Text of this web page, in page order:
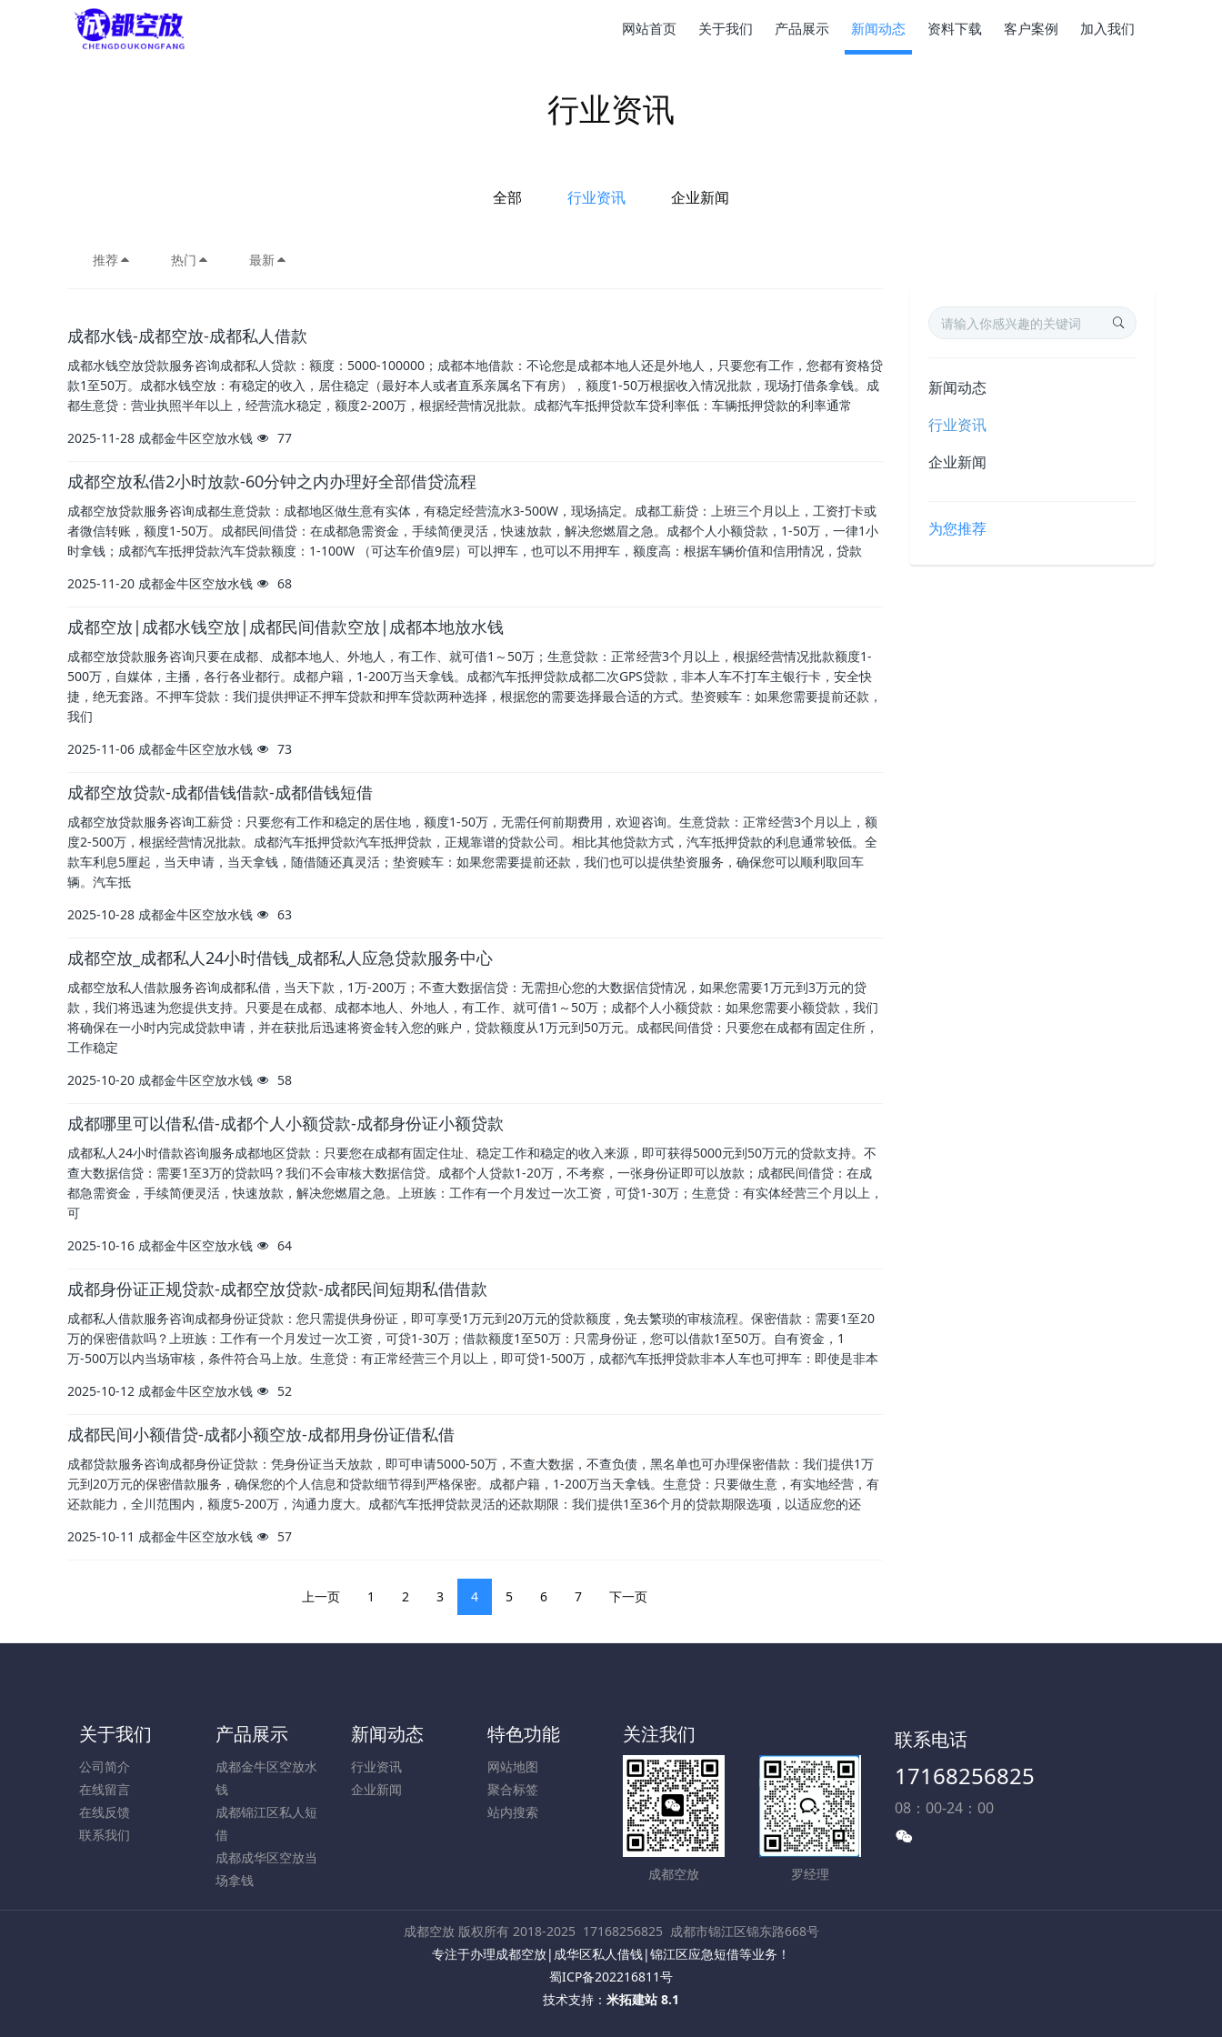
网站首页 关于我们 产品展示 新闻动态 资料下载 客户案例 加入我们
行业资讯
全部 行业资讯 企业新闻
推荐 热门 最新
成都水钱-成都空放-成都私人借款
成都水钱空放贷款服务咨询成都私人贷款：额度：5000-100000；成都本地借款：不论您是成都本地人还是外地人，只要您有工作，您都有资格贷
款1至50万。成都水钱空放：有稳定的收入，居住稳定（最好本人或者直系亲属名下有房），额度1-50万根据收入情况批款，现场打借条拿钱。成
都生意贷：营业执照半年以上，经营流水稳定，额度2-200万，根据经营情况批款。成都汽车抵押贷款车贷利率低：车辆抵押贷款的利率通常
2025-11-28 成都金牛区空放水钱 77
成都空放私借2小时放款-60分钟之内办理好全部借贷流程
成都空放贷款服务咨询成都生意贷款：成都地区做生意有实体，有稳定经营流水3-500W，现场搞定。成都工薪贷：上班三个月以上，工资打卡或
者微信转账，额度1-50万。成都民间借贷：在成都急需资金，手续简便灵活，快速放款，解决您燃眉之急。成都个人小额贷款，1-50万，一律1小
时拿钱；成都汽车抵押贷款汽车贷款额度：1-100W （可达车价值9层）可以押车，也可以不用押车，额度高：根据车辆价值和信用情况，贷款
2025-11-20 成都金牛区空放水钱 68
成都空放|成都水钱空放|成都民间借款空放|成都本地放水钱
成都空放贷款服务咨询只要在成都、成都本地人、外地人，有工作、就可借1～50万；生意贷款：正常经营3个月以上，根据经营情况批款额度1-
500万，自媒体，主播，各行各业都行。成都户籍，1-200万当天拿钱。成都汽车抵押贷款成都二次GPS贷款，非本人车不打车主银行卡，安全快
捷，绝无套路。不押车贷款：我们提供押证不押车贷款和押车贷款两种选择，根据您的需要选择最合适的方式。垫资赎车：如果您需要提前还款，
我们
2025-11-06 成都金牛区空放水钱 73
成都空放贷款-成都借钱借款-成都借钱短借
成都空放贷款服务咨询工薪贷：只要您有工作和稳定的居住地，额度1-50万，无需任何前期费用，欢迎咨询。生意贷款：正常经营3个月以上，额
度2-500万，根据经营情况批款。成都汽车抵押贷款汽车抵押贷款，正规靠谱的贷款公司。相比其他贷款方式，汽车抵押贷款的利息通常较低。全
款车利息5厘起，当天申请，当天拿钱，随借随还真灵活；垫资赎车：如果您需要提前还款，我们也可以提供垫资服务，确保您可以顺利取回车
辆。汽车抵
2025-10-28 成都金牛区空放水钱 63
成都空放_成都私人24小时借钱_成都私人应急贷款服务中心
成都空放私人借款服务咨询成都私借，当天下款，1万-200万；不查大数据信贷：无需担心您的大数据信贷情况，如果您需要1万元到3万元的贷
款，我们将迅速为您提供支持。只要是在成都、成都本地人、外地人，有工作、就可借1～50万；成都个人小额贷款：如果您需要小额贷款，我们
将确保在一小时内完成贷款申请，并在获批后迅速将资金转入您的账户，贷款额度从1万元到50万元。成都民间借贷：只要您在成都有固定住所，
工作稳定
2025-10-20 成都金牛区空放水钱 58
成都哪里可以借私借-成都个人小额贷款-成都身份证小额贷款
成都私人24小时借款咨询服务成都地区贷款：只要您在成都有固定住址、稳定工作和稳定的收入来源，即可获得5000元到50万元的贷款支持。不
查大数据信贷：需要1至3万的贷款吗？我们不会审核大数据信贷。成都个人贷款1-20万，不考察，一张身份证即可以放款；成都民间借贷：在成
都急需资金，手续简便灵活，快速放款，解决您燃眉之急。上班族：工作有一个月发过一次工资，可贷1-30万；生意贷：有实体经营三个月以上，
可
2025-10-16 成都金牛区空放水钱 64
成都身份证正规贷款-成都空放贷款-成都民间短期私借借款
成都私人借款服务咨询成都身份证贷款：您只需提供身份证，即可享受1万元到20万元的贷款额度，免去繁琐的审核流程。保密借款：需要1至20
万的保密借款吗？上班族：工作有一个月发过一次工资，可贷1-30万；借款额度1至50万：只需身份证，您可以借款1至50万。自有资金，1
万-500万以内当场审核，条件符合马上放。生意贷：有正常经营三个月以上，即可贷1-500万，成都汽车抵押贷款非本人车也可押车：即使是非本
2025-10-12 成都金牛区空放水钱 52
成都民间小额借贷-成都小额空放-成都用身份证借私借
成都贷款服务咨询成都身份证贷款：凭身份证当天放款，即可申请5000-50万，不查大数据，不查负债，黑名单也可办理保密借款：我们提供1万
元到20万元的保密借款服务，确保您的个人信息和贷款细节得到严格保密。成都户籍，1-200万当天拿钱。生意贷：只要做生意，有实地经营，有
还款能力，全川范围内，额度5-200万，沟通力度大。成都汽车抵押贷款灵活的还款期限：我们提供1至36个月的贷款期限选项，以适应您的还
2025-10-11 成都金牛区空放水钱 57
上一页 1 2 3 4 5 6 7 下一页
新闻动态
行业资讯
企业新闻
为您推荐
关于我们
公司简介
在线留言
在线反馈
联系我们
产品展示
成都金牛区空放水
钱
成都锦江区私人短
借
成都成华区空放当
场拿钱
新闻动态
行业资讯
企业新闻
特色功能
网站地图
聚合标签
站内搜索
关注我们
成都空放 罗经理
联系电话
17168256825
08：00-24：00
成都空放 版权所有 2018-2025 17168256825 成都市锦江区锦东路668号
专注于办理成都空放|成华区私人借钱|锦江区应急短借等业务！
蜀ICP备202216811号
技术支持： 米拓建站 8.1